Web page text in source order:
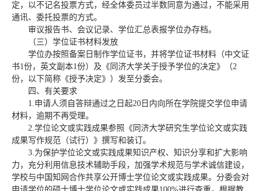
定，以不记名投票方式，经全体委员过半数同意为通过，不能采用
通讯、委托投票的方式。
审议报告书、会议记录、学位汇总表报学位办存档。
（三）学位证书材料发放
学位办按照备案日制作学位证书，并将学位证书材料（中文证
书1份，英文副本1份）及《同济大学关于授予学位的决定》（2
份，以下简称《授予决定》）发至分委会。
四、有关要求
1.申请人须自答辩通过之日起20日内向所在学院提交学位申请
材料，逾期不再受理。
2.学位论文或实践成果参照《同济大学研究生学位论文或实践
成果写作规范（试行）》撰写和装订。
3.为保护学位论文或实践成果知识产权、知识分享和扩大影响
力，充分利用信息技术辅助手段，加强学术规范与学术诚信建设，
学校与中国知网合作共享公开博士学位论文或实践成果。分委会对